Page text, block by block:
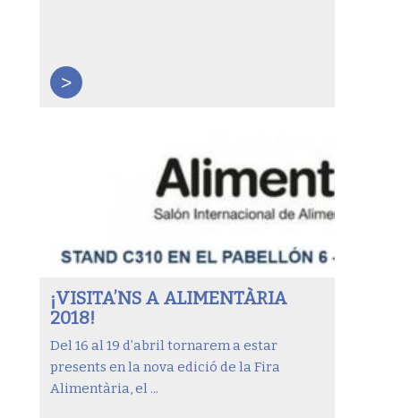
>
¡VISITA’NS A ALIMENTÀRIA
2018!
Del 16 al 19 d’abril tornarem a estar
presents en la nova edició de la Fira
Alimentària, el ...